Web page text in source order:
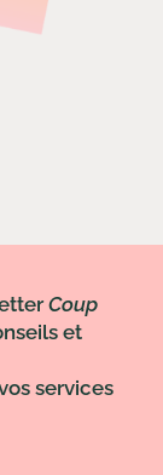
Coup
et
services